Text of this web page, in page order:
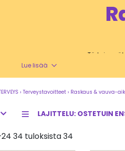
Lue lisää
› Terveystavoitteet › Raskaus & vauva-
34 tuloksista 34